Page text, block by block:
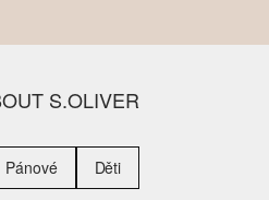
S.OLIVER
Pánové Děti